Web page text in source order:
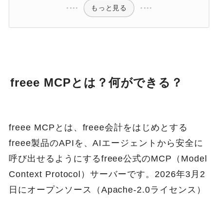
もっと見る
freee MCPとは？何ができる？
freee MCPとは、freee会計をはじめとする
freee製品のAPIを、AIエージェントから安全に
呼び出せるようにするfreee公式のMCP（Model
Context Protocol）サーバーです。2026年3月2
日にオープンソース（Apache-2.0ライセンス）